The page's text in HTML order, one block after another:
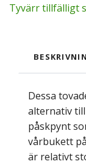
Tyvärr tillfälligt
Dessa
alternativ
påskpynt
vårbukett
är relativt